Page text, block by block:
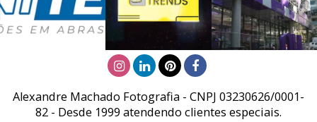
Alexandre Machado Fotografia - CNPJ 03230626/0001-
82 - Desde 1999 atendendo clientes especiais.